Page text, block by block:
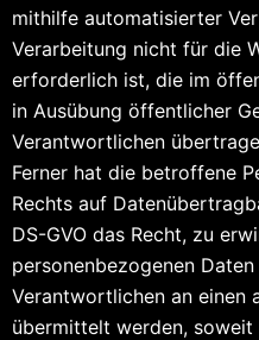
mithilfe automatisierter
Verarbeitung nicht für die
erforderlich ist, die im
in Ausübung öffentlicher
Verantwortlichen
Ferner hat die betroffene
Rechts auf
DS-GVO das Recht, zu
personenbezogenen
Verantwortlichen an einen
übermittelt werden,